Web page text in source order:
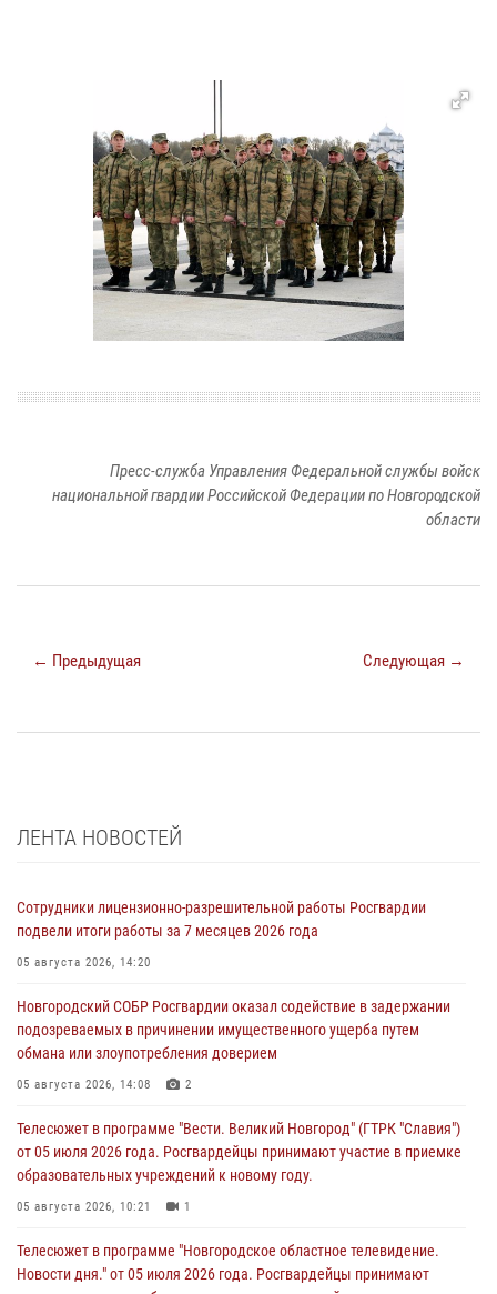
Пресс-служба Управления Федеральной службы войск
национальной гвардии Российской Федерации по Новгородской
области
← Предыдущая Следующая →
ЛЕНТА НОВОСТЕЙ
Сотрудники лицензионно-разрешительной работы Росгвардии
подвели итоги работы за 7 месяцев 2026 года
05 августа 2026, 14:20
Новгородский СОБР Росгвардии оказал содействие в задержании
подозреваемых в причинении имущественного ущерба путем
обмана или злоупотребления доверием
05 августа 2026, 14:08 2
Телесюжет в программе "Вести. Великий Новгород" (ГТРК "Славия")
от 05 июля 2026 года. Росгвардейцы принимают участие в приемке
образовательных учреждений к новому году.
05 августа 2026, 10:21 1
Телесюжет в программе "Новгородское областное телевидение.
Новости дня." от 05 июля 2026 года. Росгвардейцы принимают